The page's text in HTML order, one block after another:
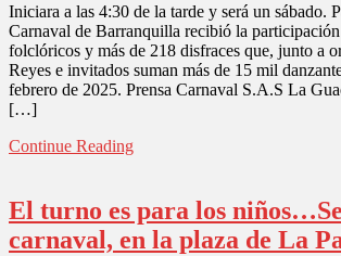
Iniciara a las 4:30 de la tarde y será un sábado.
Carnaval de Barranquilla recibió la
folclóricos y más de 218 disfraces que, junto a
Reyes e invitados suman más de 15 mil
febrero de 2025. Prensa Carnaval S.A.S La
[…]
Continue Reading
El turno es para los
carnaval, en la plaza de La